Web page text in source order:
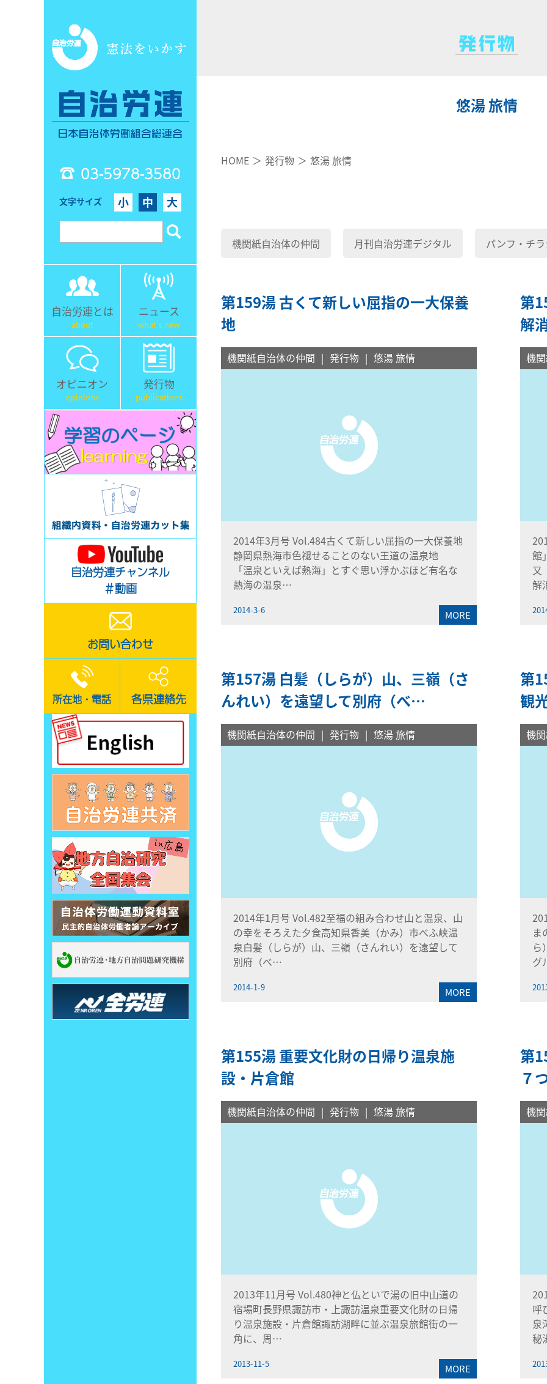
03-5978-3580
文字サイズ 小 中 大
自治労連とは
about
ニュース
what's new
オピニオン
opinions
発行物
publications
自治労連チャンネル
＃動画
お問い合わせ
所在地・電話 各県連絡先
悠湯 旅情
HOME 発行物 悠湯 旅情
機関紙自治体の仲間 月刊自治労連デジタル パンフ・チ
第159湯 古くて新しい屈指の一大保養
地
機関紙自治体の仲間 発行物 悠湯 旅情
2014年3月号 Vol.484古くて新しい屈指の一大保養地
静岡県熱海市色褪せることのない王道の温泉地
「温泉といえば熱海」とすぐ思い浮かぶほど有名な
熱海の温泉…
2014-3-6 MORE
第
解
機
館
又
第157湯 白髪（しらが）山、三嶺（さ
んれい）を遠望して別府（べ…
機関紙自治体の仲間 発行物 悠湯 旅情
2014年1月号 Vol.482至福の組み合わせ山と温泉、山
の幸をそろえた夕食高知県香美（かみ）市べふ峡温
泉白髪（しらが）山、三嶺（さんれい）を遠望して
別府（べ…
2014-1-9 MORE
第
観
機
ま
ら
グ
第155湯 重要文化財の日帰り温泉施
設・片倉館
機関紙自治体の仲間 発行物 悠湯 旅情
2013年11月号 Vol.480神と仏といで湯の旧中山道の
宿場町長野県諏訪市・上諏訪温泉重要文化財の日帰
り温泉施設・片倉館諏訪湖畔に並ぶ温泉旅館街の一
角に、周…
2013-11-5 MORE
第
７
機
呼
泉
秘